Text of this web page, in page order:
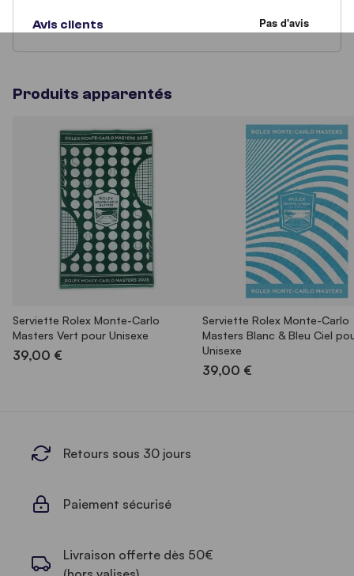
Avis clients
Produits apparentés
Serviette Rolex Monte-Carlo
Masters Vert pour Unisexe
39,00 €
Serviette Rolex Monte-Carlo
Masters Blanc & Bleu Ciel
Unisexe
39,00 €
Retours sous 30 jours
Paiement sécurisé
Livraison offerte dès 50€